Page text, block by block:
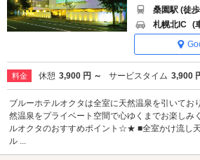
桑園駅 (徒
札幌北IC (
料金 休憩 3,900 円 ～ サービスタイム 3,900
ブルーホテルオクタは全室に天然温泉を引いてお
然温泉をプライベート空間で心ゆくまでお楽し
ルオクタのおすすめポイント☆★ ■全室かけ流し
ル ...